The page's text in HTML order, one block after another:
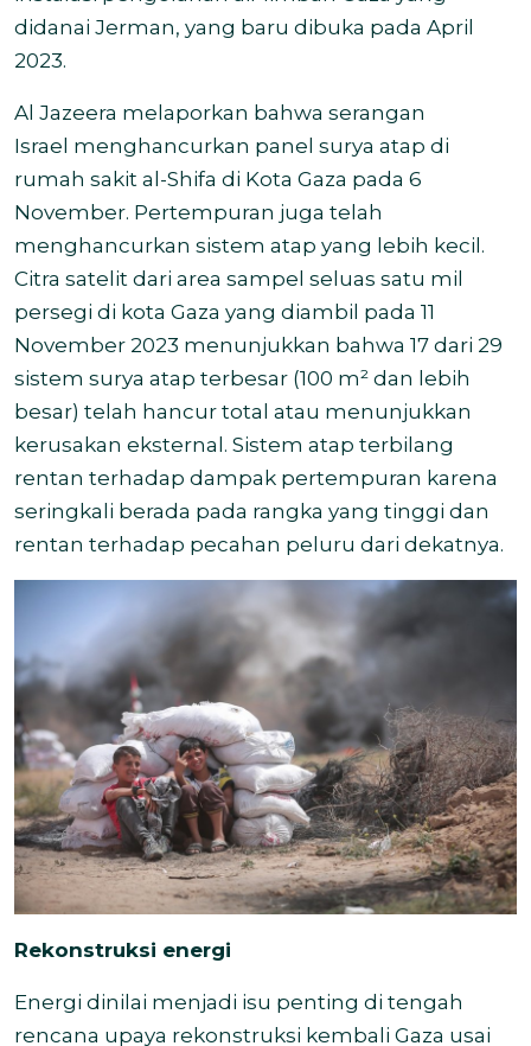
didanai Jerman, yang baru dibuka pada April
2023.
Al Jazeera melaporkan bahwa serangan
Israel menghancurkan panel surya atap di
rumah sakit al-Shifa di Kota Gaza pada 6
November. Pertempuran juga telah
menghancurkan sistem atap yang lebih kecil.
Citra satelit dari area sampel seluas satu mil
persegi di kota Gaza yang diambil pada 11
November 2023 menunjukkan bahwa 17 dari 29
sistem surya atap terbesar (100 m² dan lebih
besar) telah hancur total atau menunjukkan
kerusakan eksternal. Sistem atap terbilang
rentan terhadap dampak pertempuran karena
seringkali berada pada rangka yang tinggi dan
rentan terhadap pecahan peluru dari dekatnya.
Rekonstruksi energi
Energi dinilai menjadi isu penting di tengah
rencana upaya rekonstruksi kembali Gaza usai